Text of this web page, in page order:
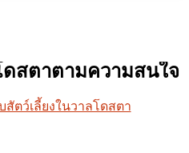
ดสตาตามความสนใจ
ตว์เลี้ยงในวาลโดสตา